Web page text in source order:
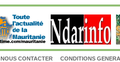
NOUS CONTACTER CONDITIONS